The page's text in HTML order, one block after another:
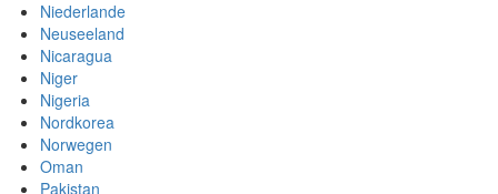
Niederlande
Neuseeland
Nicaragua
Niger
Nigeria
Nordkorea
Norwegen
Oman
Pakistan